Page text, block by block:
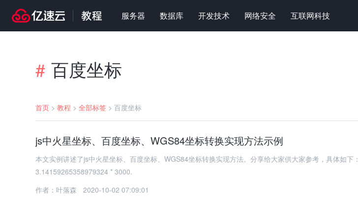
服务器 数据库 开发技术 网络安全 互联网科技
# 百度坐标
首页 > 教程 > 全部标签 > 百度坐标
js中火星坐标、百度坐标、WGS84坐标转换实现方法示例
本文实例讲述了js中火星坐标、百度坐标、WGS84坐标转换实现方法。分享给大家供大家参考，具体如下： //定义一些常量 var x_PI =
3.14159265358979324 * 3000.
作者：叶落森
2020-10-02 07:09:01